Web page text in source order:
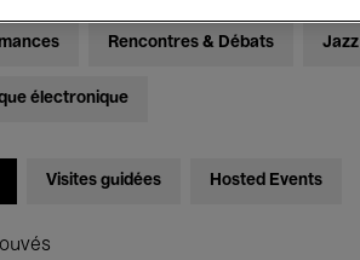
Rencontres & Débats Jazz
électronique
Visites guidées Hosted Events